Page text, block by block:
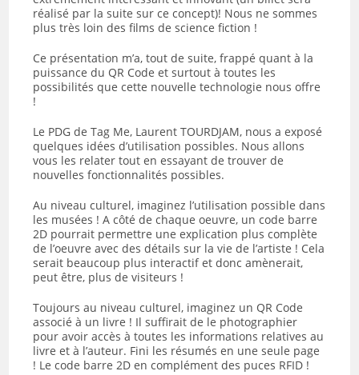
réalisé par la suite sur ce concept)! Nous ne sommes
plus très loin des films de science fiction !
Ce présentation m’a, tout de suite, frappé quant à la
puissance du QR Code et surtout à toutes les
possibilités que cette nouvelle technologie nous offre
!
Le PDG de Tag Me, Laurent TOURDJAM, nous a exposé
quelques idées d’utilisation possibles. Nous allons
vous les relater tout en essayant de trouver de
nouvelles fonctionnalités possibles.
Au niveau culturel, imaginez l’utilisation possible dans
les musées ! A côté de chaque oeuvre, un code barre
2D pourrait permettre une explication plus complète
de l’oeuvre avec des détails sur la vie de l’artiste ! Cela
serait beaucoup plus interactif et donc amènerait,
peut être, plus de visiteurs !
Toujours au niveau culturel, imaginez un QR Code
associé à un livre ! Il suffirait de le photographier
pour avoir accès à toutes les informations relatives au
livre et à l’auteur. Fini les résumés en une seule page
! Le code barre 2D en complément des puces RFID !